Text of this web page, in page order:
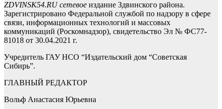
ZDVINSK54.RU сетевое издание Здвинского района.
Зарегистрировано Федеральной службой по надзору в сфере
связи, информационных технологий и массовых
коммуникаций (Роскомнадзор), свидетельство Эл № ФС77-
81018 от 30.04.2021 г.
Учредитель ГАУ НСО “Издательский дом “Советская
Сибирь”.
ГЛАВНЫЙ РЕДАКТОР
Вольф Анастасия Юрьевна